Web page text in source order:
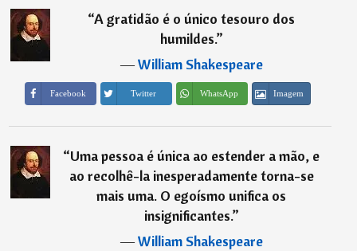
“A gratidão é o único tesouro dos
humildes.”
―William Shakespeare
Facebook Twitter WhatsApp Imagem
“Uma pessoa é única ao estender a mão, e
ao recolhê-la inesperadamente torna-se
mais uma. O egoísmo unifica os
insignificantes.”
―William Shakespeare